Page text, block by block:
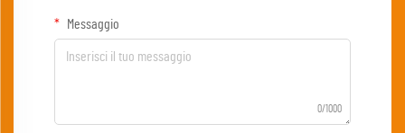
Messaggio
0/1000